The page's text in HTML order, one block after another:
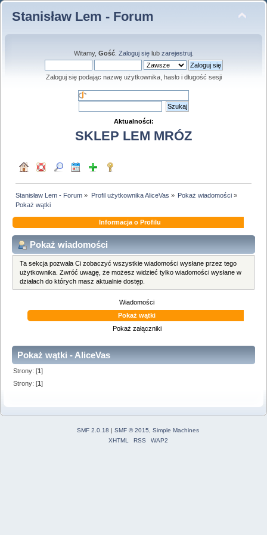
Stanisław Lem - Forum
Witamy, Gość. Zaloguj sięlub zarejestruj.
Zaloguj się podając nazwę użytkownika, hasło i długość sesji
Aktualności:
SKLEP LEM MRÓZ
Stanisław Lem - Forum » Profil użytkownika AliceVas » Pokaż wiadomości»
Pokaż wątki
Informacja o Profilu
Pokaż wiadomości
Ta sekcja pozwala Ci zobaczyć wszystkie wiadomości wysłane przez tego
użytkownika. Zwróć uwagę, że możesz widzieć tylko wiadomości wysłane w
działach do których masz aktualnie dostęp.
Wiadomości
Pokaż wątki
Pokaż załączniki
Pokaż wątki - AliceVas
Strony: [1]
Strony: [1]
SMF 2.0.18 | SMF © 2015
Simple Machines
XHTML
RSS WAP2